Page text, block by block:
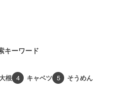
キーワード
大根 4 キャベツ 5 そうめん